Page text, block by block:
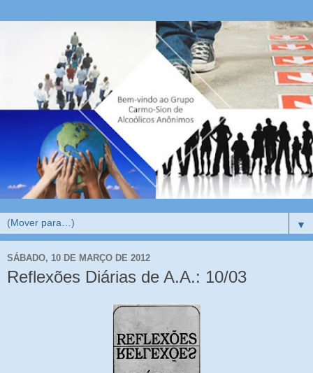
▼
SÁBADO, 10 DE MARÇO DE 2012
Reflexões Diárias de A.A.: 10/03